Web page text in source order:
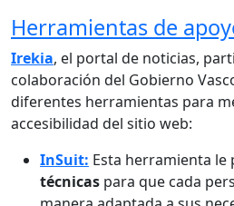
Herramientas de
Irekia, el portal de noticias,
colaboración del Gobierno
diferentes herramientas para
accesibilidad del sitio web:
InSuit: Esta herramienta le
técnicas para que cada